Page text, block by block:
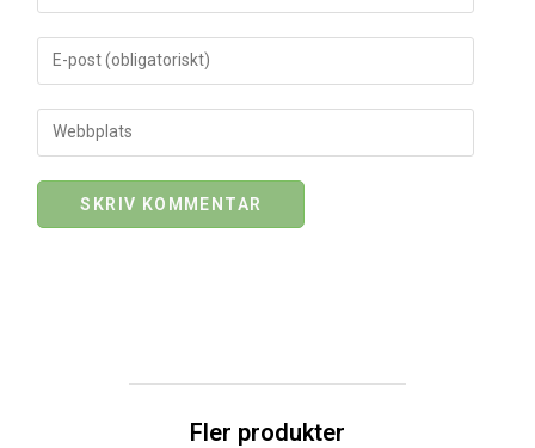
Fler produkter